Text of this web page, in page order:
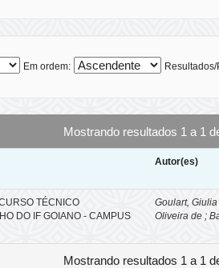
Em ordem:
Mostrando resultados 1 a 1
Autor(es)
TÉCNICO
DO IF GOIANO - CAMPUS
Goulart,
Oliveira de ;
Mostrando resultados 1 a 1